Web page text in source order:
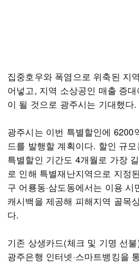
집중호우와 폭염으로 위축된 지
어넣고, 지역 소상공인 매출 증
이 될 것으로 광주시는 기대했다.
광주시는 이번 특별할인에 6200
드를 발행할 계획이다. 할인 규
특별할인 기간도 4개월로 가장
로 인해 특별재난지역으로 지정
구 어룡동·삼도동에서는 이용
캐시백을 제공해 피해지역 골목
다.
기존 상생카드(체크 및 기명 선
광주은행 인터넷·스마트뱅킹을